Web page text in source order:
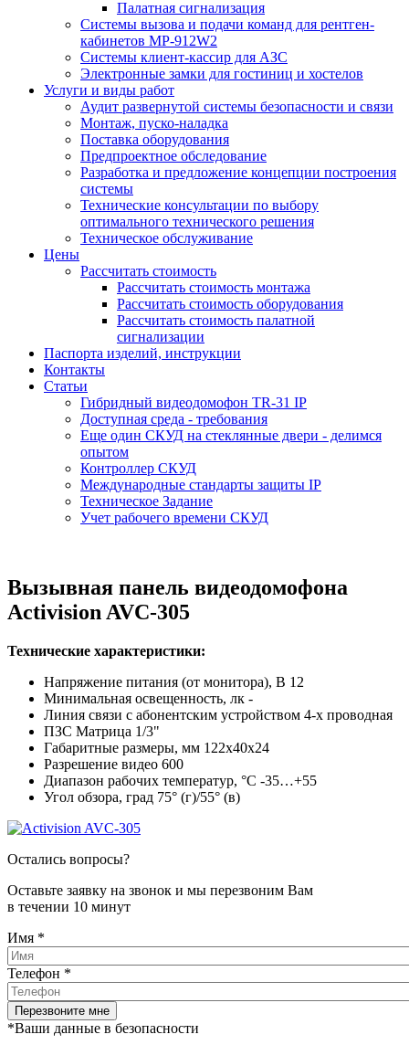
Палатная сигнализация
Системы вызова и подачи команд для рентген-
кабинетов MP-912W2
Системы клиент-кассир для АЗС
Электронные замки для гостиниц и хостелов
Услуги и виды работ
Аудит развернутой системы безопасности и связи
Монтаж, пуско-наладка
Поставка оборудования
Предпроектное обследование
Разработка и предложение концепции построения
системы
Технические консультации по выбору
оптимального технического решения
Техническое обслуживание
Цены
Рассчитать стоимость
Рассчитать стоимость монтажа
Рассчитать стоимость оборудования
Рассчитать стоимость палатной
сигнализации
Паспорта изделий, инструкции
Контакты
Статьи
Гибридный видеодомофон TR-31 IP
Доступная среда - требования
Еще один СКУД на стеклянные двери - делимся
опытом
Контроллер СКУД
Международные стандарты защиты IP
Техническое Задание
Учет рабочего времени СКУД
Вызывная панель видеодомофона
Activision AVC-305
Технические характеристики:
Напряжение питания (от монитора), В 12
Минимальная освещенность, лк -
Линия связи с абонентским устройством 4-х проводная
ПЗС Матрица 1/3"
Габаритные размеры, мм 122х40х24
Разрешение видео 600
Диапазон рабочих температур, °С -35…+55
Угол обзора, град 75° (г)/55° (в)
Остались вопросы?
Оставьте заявку на звонок и мы перезвоним Вам
в течении 10 минут
Имя *
Телефон *
*Ваши данные в безопасности